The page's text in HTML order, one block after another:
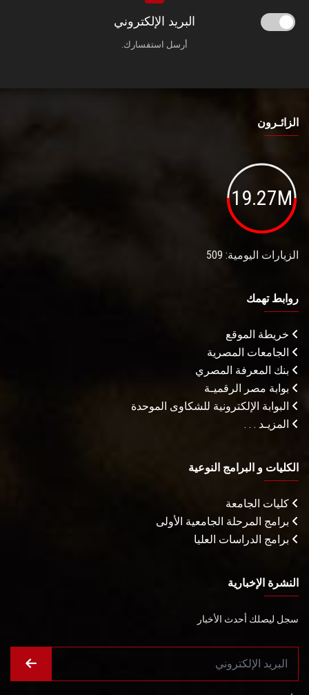
البريد الإلكتروني
أرسل استفسارك.
الزائـرون
19.27M
الزيارات اليومية: 509
روابط تهمك
خريطة الموقع
الجامعات المصرية
بنك المعرفة المصري
بوابة مصر الرقميـة
البوابة الإلكترونية للشكاوى الموحدة
المزيـد . . .
الكليات و البرامج النوعية
كليات الجامعة
برامج المرحلة الجامعية الأولى
برامج الدراسات العليا
النشرة الإخبارية
سجل ليصلك أحدث الأخبار